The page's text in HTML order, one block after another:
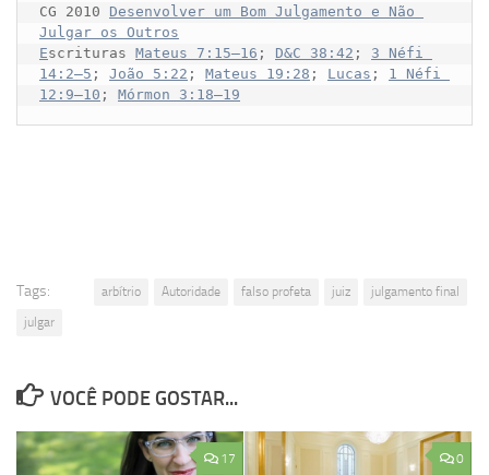
CG 2010 Desenvolver um Bom Julgamento e Não
Julgar os Outros
Escrituras Mateus 7:15–16 ; D&C 38:42 ; 3 Néfi
14:2–5 ; João 5:22 ; Mateus 19:28 ; Lucas ; 1 Néfi
12:9–10 ; Mórmon 3:18–19
Tags: arbítrio Autoridade falso profeta juiz
julgamento final
julgar
VOCÊ PODE GOSTAR...
17 0